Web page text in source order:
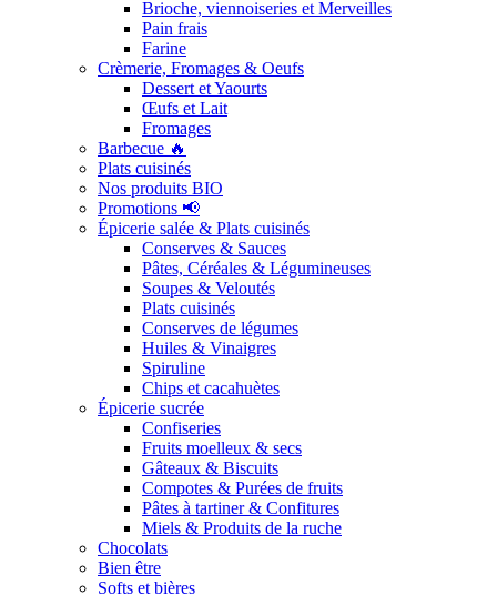
Brioche, viennoiseries et Merveilles
Pain frais
Farine
Crèmerie, Fromages & Oeufs
Dessert et Yaourts
Œufs et Lait
Fromages
Barbecue 🔥
Plats cuisinés
Nos produits BIO
Promotions 📢
Épicerie salée & Plats cuisinés
Conserves & Sauces
Pâtes, Céréales & Légumineuses
Soupes & Veloutés
Plats cuisinés
Conserves de légumes
Huiles & Vinaigres
Spiruline
Chips et cacahuètes
Épicerie sucrée
Confiseries
Fruits moelleux & secs
Gâteaux & Biscuits
Compotes & Purées de fruits
Pâtes à tartiner & Confitures
Miels & Produits de la ruche
Chocolats
Bien être
Softs et bières